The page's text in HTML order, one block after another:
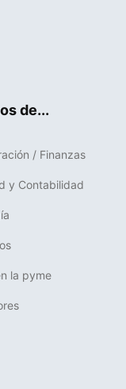
de...
/ Finanzas
y Contabilidad
la pyme